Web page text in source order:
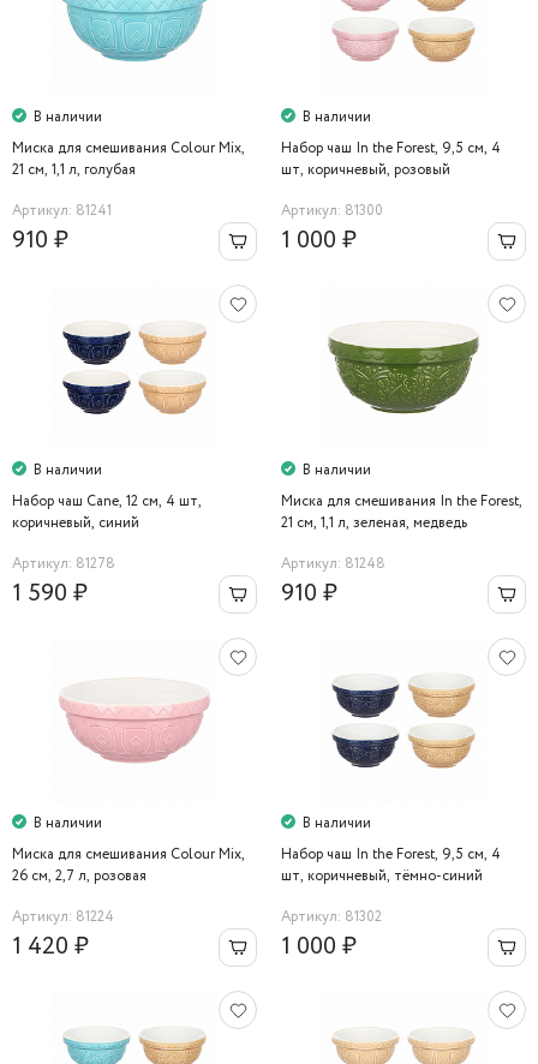
В наличии
Миска для смешивания Colour Mix,
21 см, 1,1 л, голубая
Артикул: 81241
910 ₽
В наличии
Набор чаш In the Forest, 9,5 см, 4
шт, коричневый, розовый
Артикул: 81300
1 000 ₽
В наличии
Набор чаш Cane, 12 см, 4 шт,
коричневый, синий
Артикул: 81278
1 590 ₽
В наличии
Миска для смешивания In the Forest,
21 см, 1,1 л, зеленая, медведь
Артикул: 81248
910 ₽
В наличии
Миска для смешивания Colour Mix,
26 см, 2,7 л, розовая
Артикул: 81224
1 420 ₽
В наличии
Набор чаш In the Forest, 9,5 см, 4
шт, коричневый, тёмно-синий
Артикул: 81302
1 000 ₽